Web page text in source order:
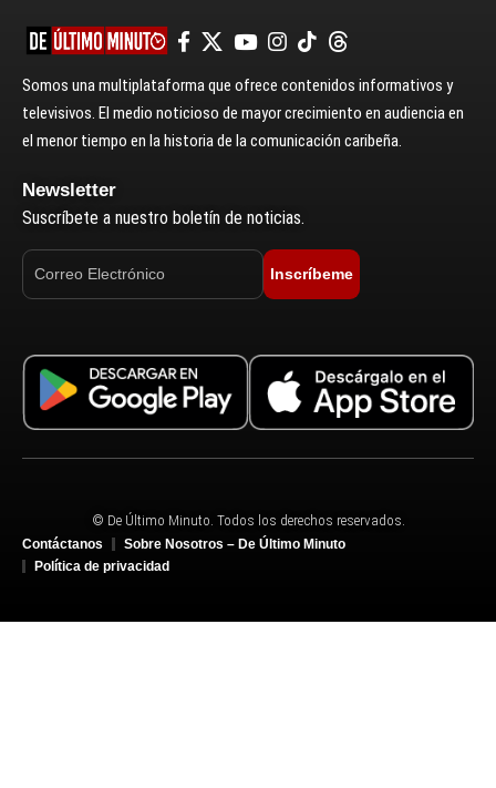
Somos una multiplataforma que ofrece contenidos informativos y
televisivos. El medio noticioso de mayor crecimiento en audiencia en
el menor tiempo en la historia de la comunicación caribeña.
Newsletter
Suscríbete a nuestro boletín de noticias.
Inscríbeme
© De Último Minuto. Todos los derechos reservados.
Contáctanos
Sobre Nosotros – De Último Minuto
Política de privacidad